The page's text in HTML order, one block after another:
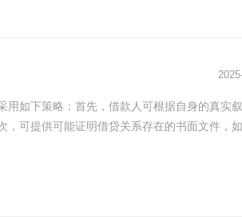
如下策略：首先，借款人可根据自身的真实
可提供可能证明借贷关系存在的书面文件，